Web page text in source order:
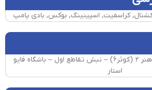
کراسفیت, اسپینینگ, بوکس, بادی پامپ
مشهد – وکیل آباد – باهنر ۲ (کوثر۶) – نبش تقاطع اول – باشگاه فایو
استار